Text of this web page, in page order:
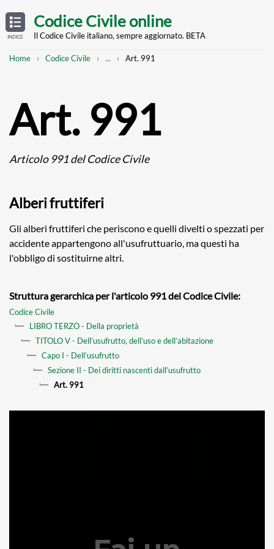
TABLE
OF
CONTENTS
INDICE
main
Codice Civile online
Il Codice Civile italiano, sempre aggiornato. BETA
Breadcrumb
Home Codice Civile
Mostra
... Art. 991
Art. 991
Articolo 991 del Codice Civile
Alberi fruttiferi
Gli alberi fruttiferi che periscono e quelli divelti o spezzati per
accidente appartengono all'usufruttuario, ma questi ha
l'obbligo di sostituirne altri.
Struttura gerarchica per l'articolo 991 del Codice Civile:
Codice Civile
LIBRO TERZO - Della proprietà
TITOLO V - Dell’usufrutto, dell’uso e dell’abitazione
Capo I - Dell’usufrutto
Sezione II - Dei diritti nascenti dall’usufrutto
Art. 991